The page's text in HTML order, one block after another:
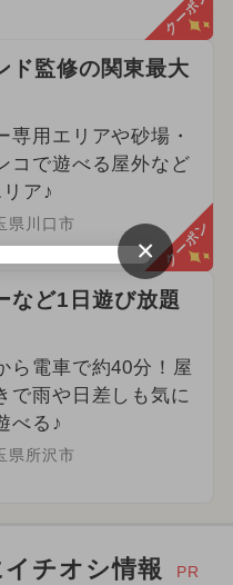
クーポン
ド監修の関東最大
専用エリアや砂場・
コで遊べる屋外など
ア♪
県川口市 クーポン
など1日遊び放題
ら電車で約40分！屋
で雨や日差しも気に
べる♪
県所沢市
チオシ情報 PR
×